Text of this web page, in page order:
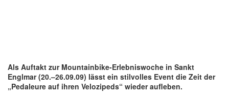
Als Auftakt zur Mountainbike-Erlebniswoche in Sankt
Englmar (20.–26.09.09) lässt ein stilvolles Event die Zeit der
„Pedaleure auf ihren Velozipeds“ wieder aufleben.